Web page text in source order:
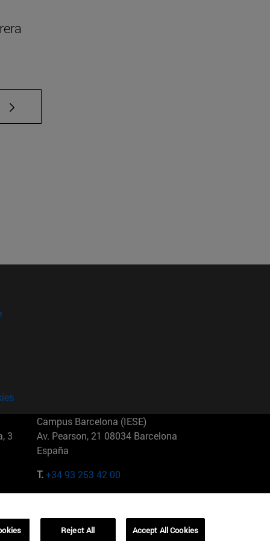
TAB para desplazarse.
3
Campus Barcelona (IESE)
Av. Pearson, 21 08034 Barcelona
España
T.+34 93 253 42 00
01321001 Bela Vista Brasil
Reject All Accept All Cookies